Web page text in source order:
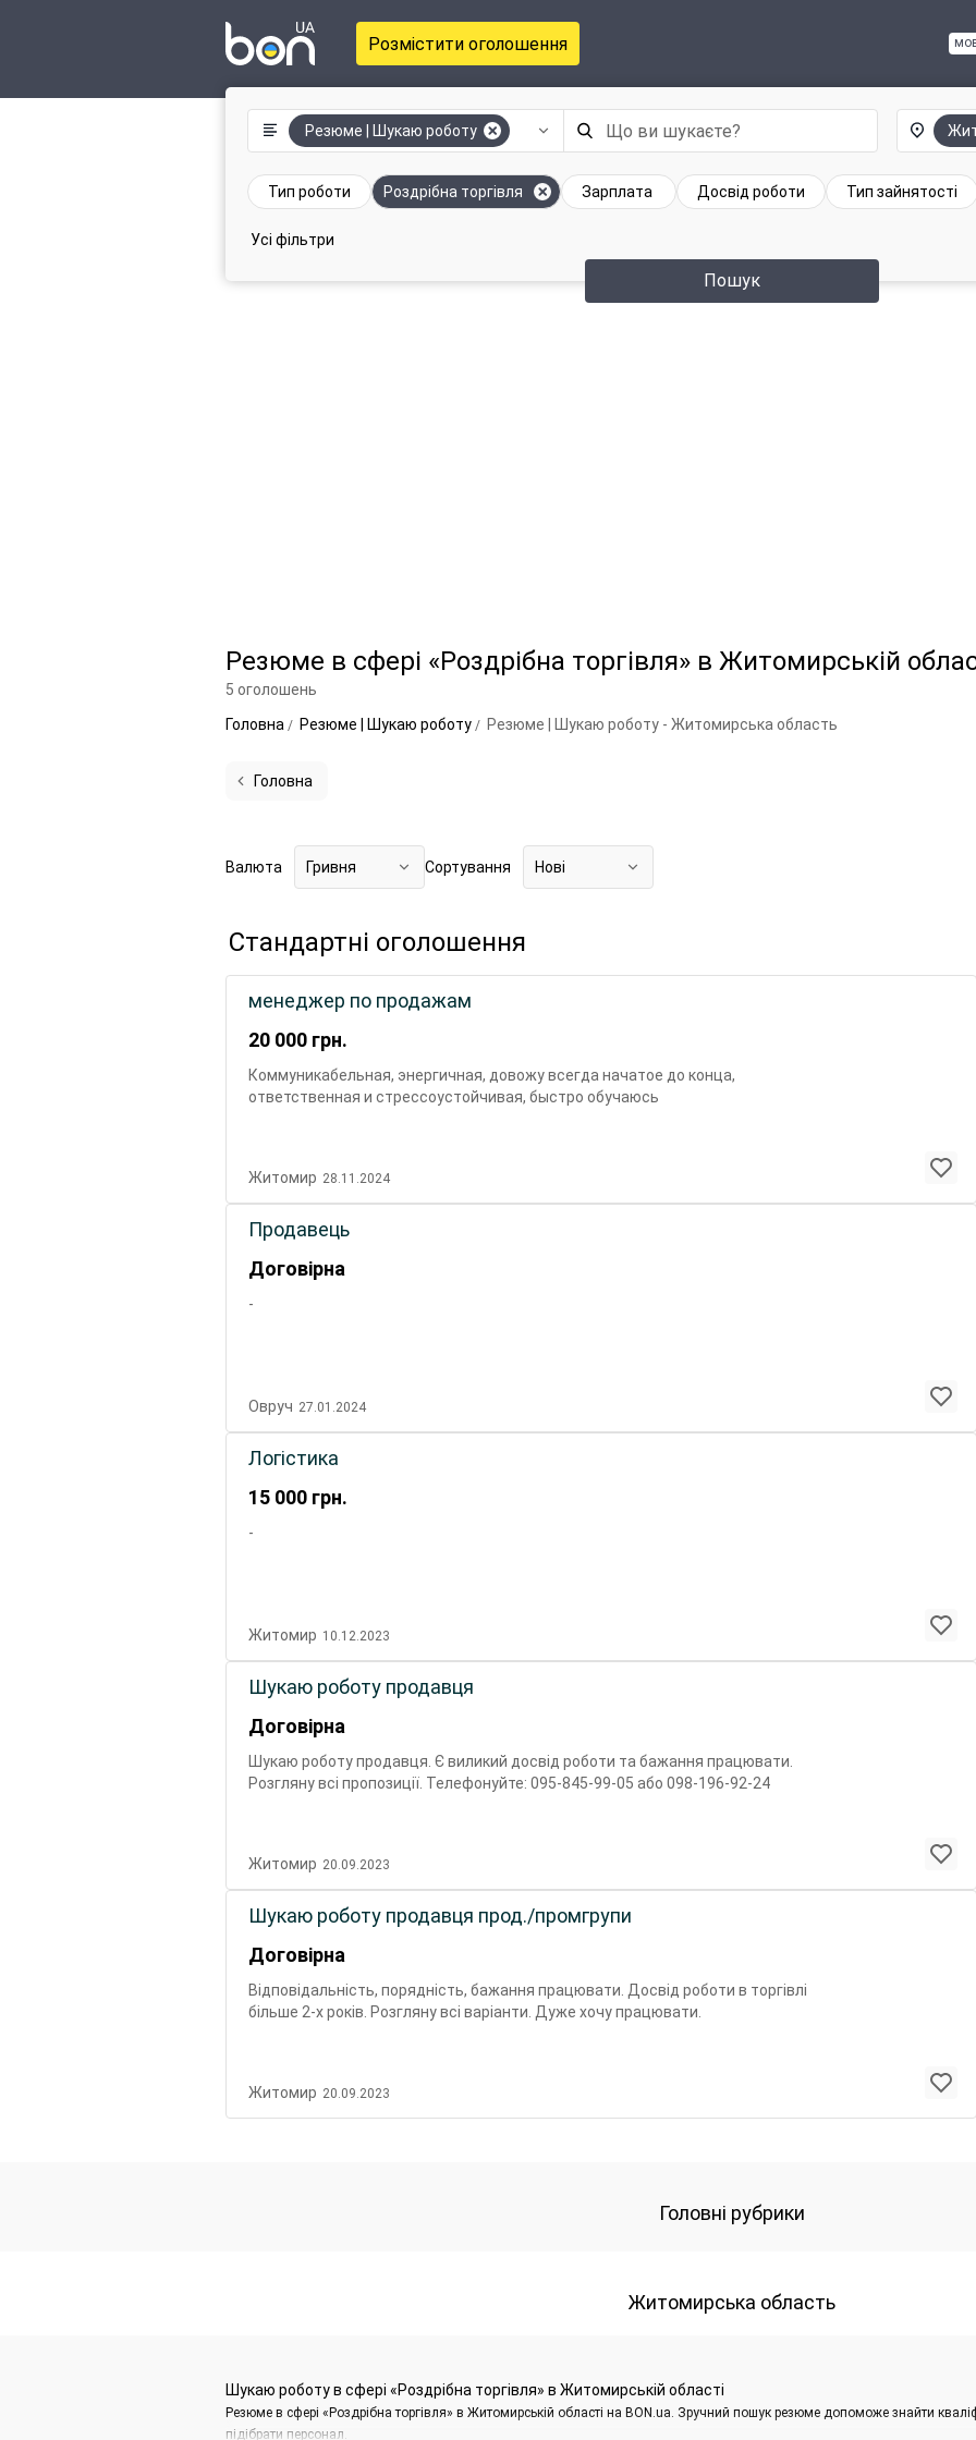
Розмістити оголошення
Резюме | Шукаю роботу
Пошук
Тип роботи Роздрібна торгівля Зарплата Досвід роботи Тип зайнятості
Усі фільтри
Резюме в сфері «Роздрібна торгівля» в Житомирській
5 оголошень
Головна
Резюме | Шукаю роботу Резюме | Шукаю роботу - Житомирська область
Головна
Валюта Гривня Сортування Нові
Стандартні оголошення
20 000 грн.
менеджер по продажам
Коммуникабельная, энергичная, довожу всегда начатое до конца,
ответственная и стрессоустойчивая, быстро обучаюсь
Житомир 28.11.2024
Договірна
Продавець
-
Овруч 27.01.2024
15 000 грн.
Логістика
-
Житомир 10.12.2023
Договірна
Шукаю роботу продавця
Шукаю роботу продавця. Є виликий досвід роботи та бажання працювати.
Розгляну всі пропозиції. Телефонуйте: 095-845-99-05 або 098-196-92-24
Житомир 20.09.2023
Договірна
Шукаю роботу продавця прод./промгрупи
Відповідальність, порядність, бажання працювати. Досвід роботи в торгівлі
більше 2-х років. Розгляну всі варіанти. Дуже хочу працювати.
Житомир 20.09.2023
Головні рубрики
Житомирська область
Шукаю роботу в сфері «Роздрібна торгівля» в Житомирській області
Резюме в сфері «Роздрібна торгівля» в Житомирській області на BON.ua. Зручний пошук резюме допоможе знайти
підібрати персонал.